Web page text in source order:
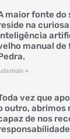
maior fonte do
na
manual de
mais »
vez que
outro, abrimos
de nos